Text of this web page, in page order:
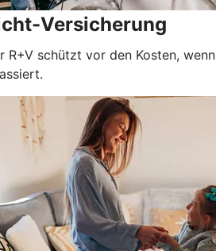
Versicherung
schützt vor den Kosten, wenn